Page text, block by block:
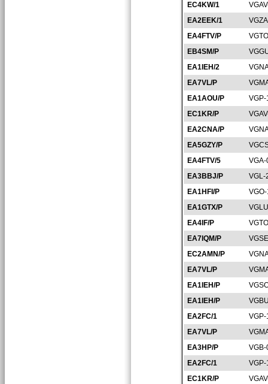
EC4KW/1
EA2EEK/1
EA4FTV/P
EB4SM/P
EA1IEH/2
EA7VL/P
EA1AOU/P
EC1KR/P
EA2CNA/P
EA5GZY/P
EA4FTV/5
VGA-
EA3BBJ/P
VGL-
EA1HFI/P
EA1GTX/P
EA4IF/P
EA7IQM/P
EC2AMN/P
EA7VL/P
EA1IEH/P
EA1IEH/P
EA2FC/1
EA7VL/P
EA3HP/P
EA2FC/1
EC1KR/P